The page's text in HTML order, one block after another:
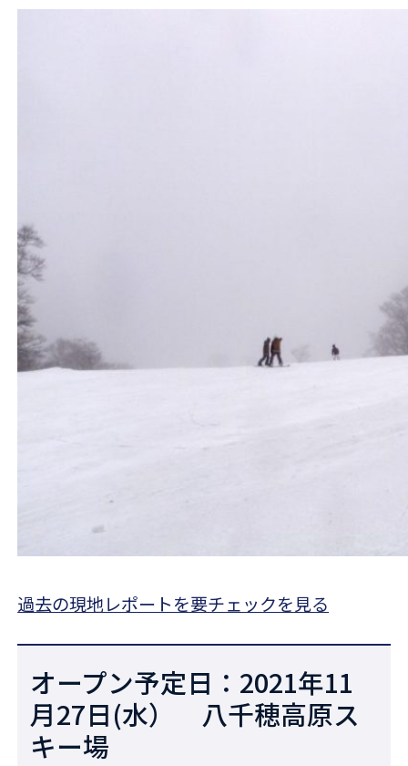
過去の現地レポートを要チェックを見る
オープン予定日：2021年11
月27日(水） 八千穂高原ス
キー場